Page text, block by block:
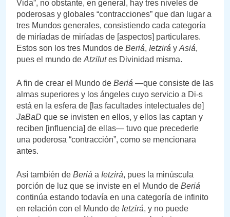
Vida”, no obstante, en general, hay tres niveles de
poderosas y globales “contracciones” que dan lugar a
tres Mundos generales, consistiendo cada categoría
de miríadas de miríadas de [aspectos] particulares.
Estos son los tres Mundos de Beriá, Ietzirá y Asiá,
pues el mundo de Atzilutes Divinidad misma.
A fin de crear el Mundo de Beriá —que consiste de las
almas superiores y los ángeles cuyo servicio a Di-s
está en la esfera de [las facultades intelectuales de]
JaBaD que se invisten en ellos, y ellos las captan y
reciben [influencia] de ellas— tuvo que precederle
una poderosa “contracción”, como se mencionara
antes.
Así también de Beriá a Ietzirá, pues la minúscula
porción de luz que se inviste en el Mundo de Beriá
continúa estando todavía en una categoría de infinito
en relación con el Mundo de Ietzirá, y no puede